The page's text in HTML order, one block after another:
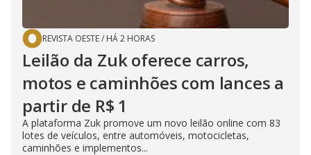
REVISTA OESTE/ HÁ 2 HORAS
Leilão da Zuk oferece carros,
motos e caminhões com lances a
partir de R$ 1
A plataforma Zuk promove um novo leilão online com 83
lotes de veículos, entre automóveis, motocicletas,
caminhões e implementos...